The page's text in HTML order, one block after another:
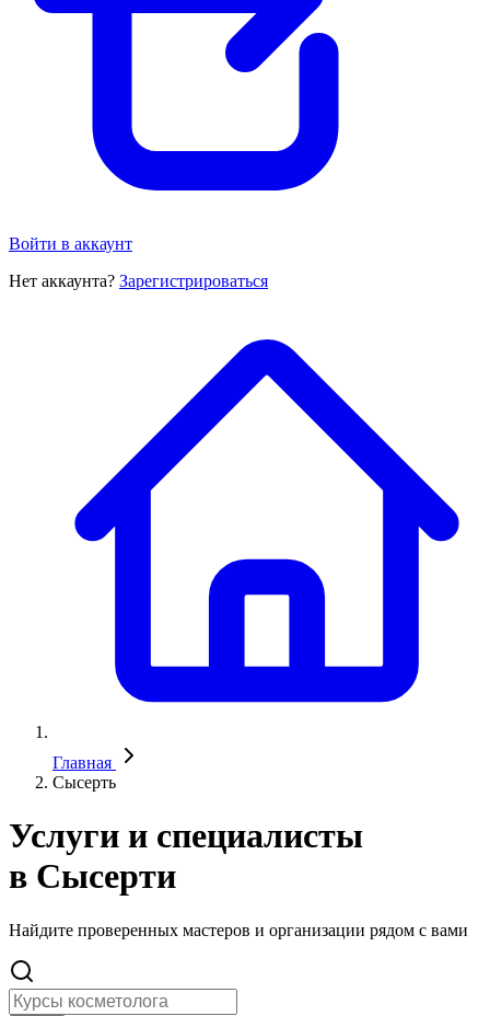
Войти в аккаунт
Нет аккаунта? Зарегистрироваться
Главная
Сысерть
Услуги и специалисты
в Сысерти
Найдите проверенных мастеров и организации рядом с вами